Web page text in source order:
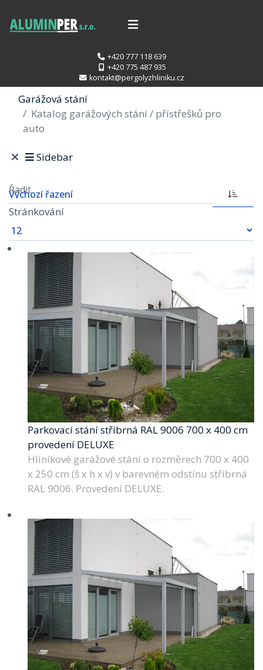
+420 777 118 639
+420 775 487 935
kontakt@pergolyzhliniku.cz
Garážová stání
Katalog garážových stání / přístřešků pro
auto
Sidebar
Řadit
Stránkování
Parkovací stání stříbrná RAL 9006 700 x 400 cm
provedení DELUXE
Hliníkové garážové stání o rozměrech 700 x 400
x 250 cm (š x h x v) v barevném odstínu stříbrná
RAL 9006. Provedení DELUXE.